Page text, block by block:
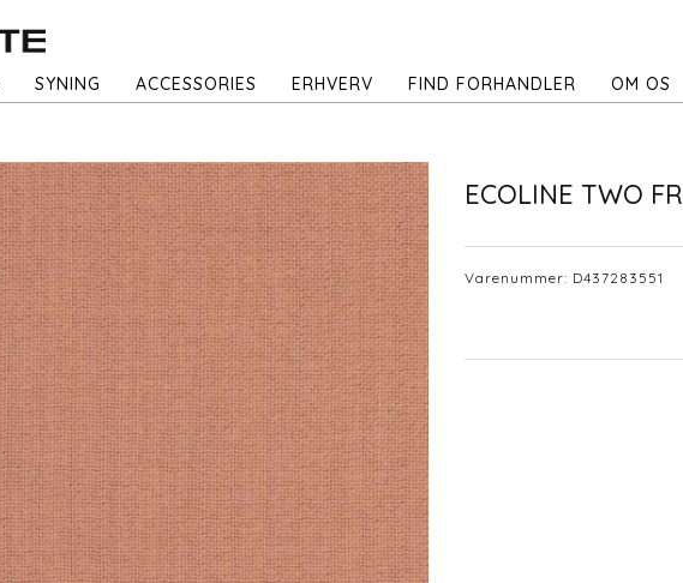
SYNING ACCESSORIES ERHVERV FIND FORHANDLER OM OS
ECOLINE TWO FR
Varenummer: D437283551